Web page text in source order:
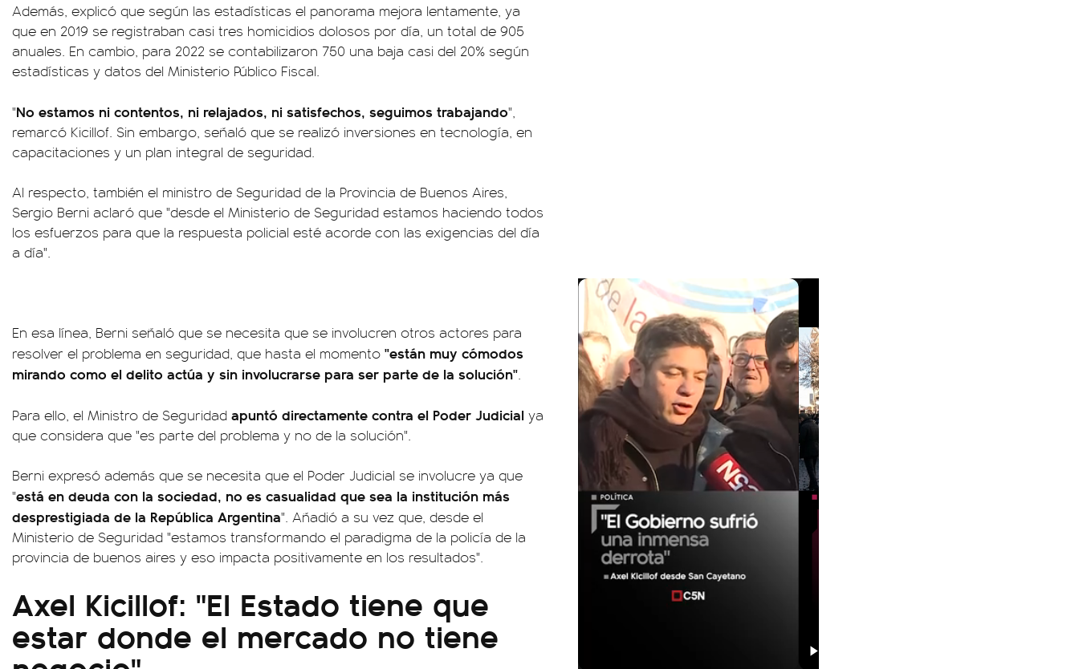
Además, explicó que según las estadísticas el panorama mejora lentamente, ya
que en 2019 se registraban casi tres homicidios dolosos por día, un total de 905
anuales. En cambio, para 2022 se contabilizaron 750 una baja casi del 20% según
estadísticas y datos del Ministerio Público Fiscal.
"No estamos ni contentos, ni relajados, ni satisfechos, seguimos trabajando",
remarcó Kicillof. Sin embargo, señaló que se realizó inversiones en tecnología, en
capacitaciones y un plan integral de seguridad.
Al respecto, también el ministro de Seguridad de la Provincia de Buenos Aires,
Sergio Berni aclaró que "desde el Ministerio de Seguridad estamos haciendo todos
los esfuerzos para que la respuesta policial esté acorde con las exigencias del día
a día".
En esa línea, Berni señaló que se necesita que se involucren otros actores para
resolver el problema en seguridad, que hasta el momento "están muy cómodos
mirando como el delito actúa y sin involucrarse para ser parte de la solución".
Para ello, el Ministro de Seguridad apuntó directamente contra el Poder Judicial ya
que considera que "es parte del problema y no de la solución".
Berni expresó además que se necesita que el Poder Judicial se involucre ya que
"está en deuda con la sociedad, no es casualidad que sea la institución más
desprestigiada de la República Argentina". Añadió a su vez que, desde el
Ministerio de Seguridad "estamos transformando el paradigma de la policía de la
provincia de buenos aires y eso impacta positivamente en los resultados".
Axel Kicillof: "El Estado tiene que
estar donde el mercado no tiene
01:05